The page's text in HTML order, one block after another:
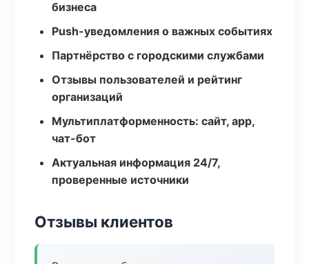
бизнеса
Push-уведомления о важных событиях
Партнёрство с городскими службами
Отзывы пользователей и рейтинг
организаций
Мультиплатформенность: сайт, app,
чат-бот
Актуальная информация 24/7,
проверенные источники
Отзывы клиентов